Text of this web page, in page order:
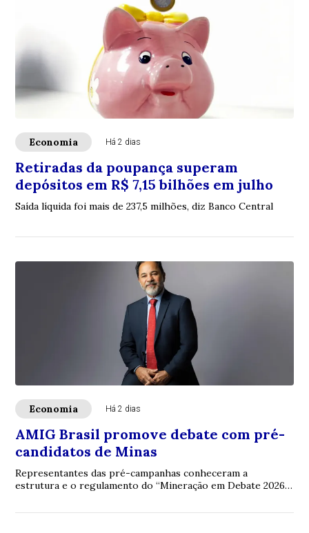
Economia Há 2 dias
Retiradas da poupança superam
depósitos em R$ 7,15 bilhões em julho
Saída líquida foi mais de 237,5 milhões, diz Banco Central
Economia Há 2 dias
AMIG Brasil promove debate com pré-
candidatos de Minas
Representantes das pré-campanhas conheceram a
estrutura e o regulamento do “Mineração em Debate 2026”,